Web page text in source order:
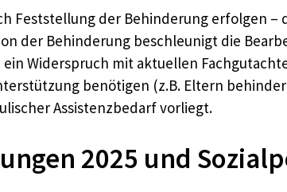
Feststellung der Behinderung erfolgen
der Behinderung beschleunigt die
Widerspruch mit aktuellen
benötigen (z.B. Eltern
Assistenzbedarf vorliegt.
2025 und